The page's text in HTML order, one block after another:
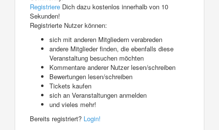
Registriere Dich dazu kostenlos innerhalb von 10
Sekunden!
Registrierte Nutzer können:
sich mit anderen Mitgliedern verabreden
andere Mitglieder finden, die ebenfalls diese
Veranstaltung besuchen möchten
Kommentare anderer Nutzer lesen/schreiben
Bewertungen lesen/schreiben
Tickets kaufen
sich an Veranstaltungen anmelden
und vieles mehr!
Bereits registriert? Login!